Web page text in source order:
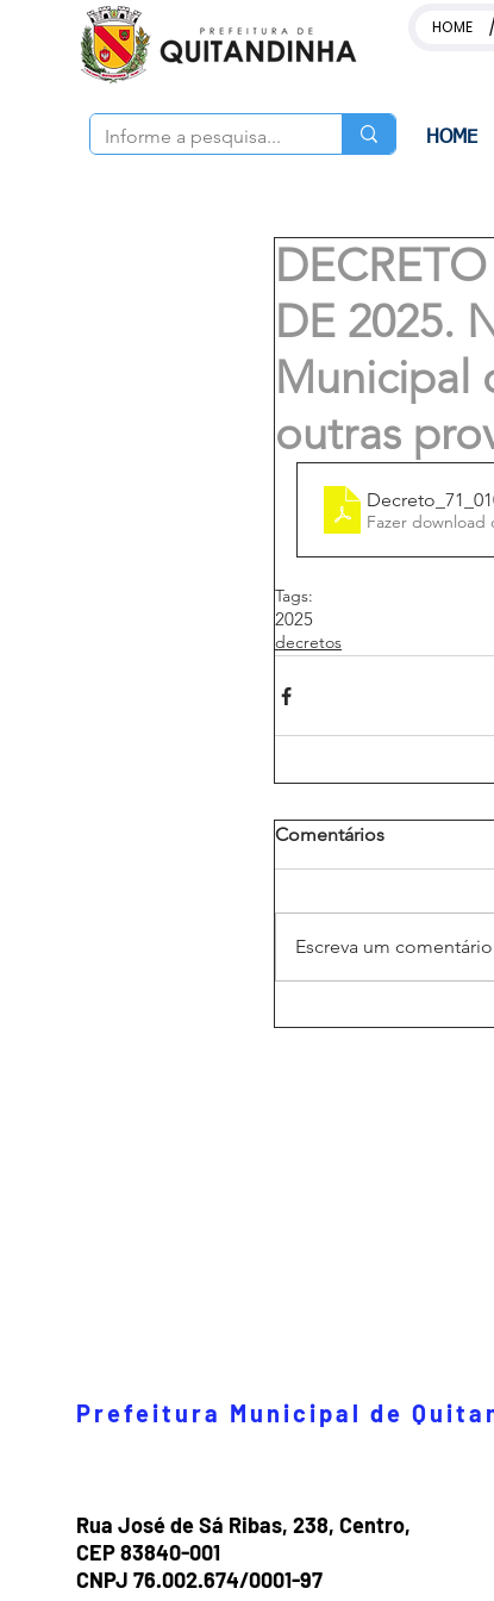
HOME /
HOME
DE 2025.
Municipal
outras
Fazer download
Tags:
2025
decretos
Comentários
Escreva um comentário
Prefeitura Municipal de
Rua José de Sá Ribas, 238, Centro,
CEP 83840-001
CNPJ 76.002.674/0001-97